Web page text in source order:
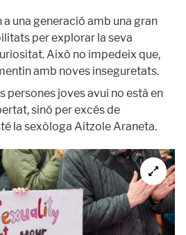
a una generació amb una gran
per explorar la seva
Això no impedeix que,
amb noves inseguretats.
persones joves avui no està en
sinó per excés de
la sexòloga Aitzole Araneta.